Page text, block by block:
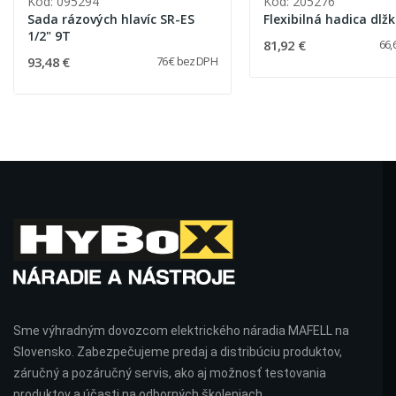
Sada rázových hlavíc SR-ES
1/2" 9T
93,48 € 76 € bez DPH
Flexibilná hadica
81,92 €
Sme výhradným dovozcom elektrického náradia MAFELL na
Slovensko. Zabezpečujeme predaj a distribúciu produktov,
záručný a pozáručný servis, ako aj možnosť testovania